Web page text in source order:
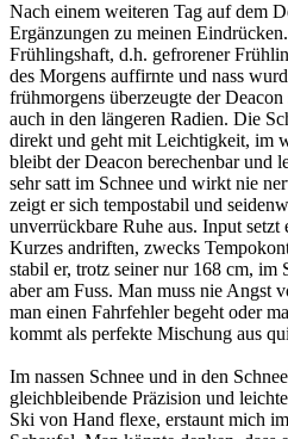
Nach einem weiteren Tag auf dem
Ergänzungen zu meinen
Frühlingshaft, d.h. gefrorener
des Morgens auffirnte und nass
frühmorgens überzeugte der
auch in den längeren Radien. Die
direkt und geht mit Leichtigkeit, im
bleibt der Deacon berechenbar und
sehr satt im Schnee und wirkt nie
zeigt er sich tempostabil und
unverrückbare Ruhe aus. Input setzt
Kurzes andriften, zwecks
stabil er, trotz seiner nur 168 cm, im
aber am Fuss. Man muss nie Angst
man einen Fahrfehler begeht oder
kommt als perfekte Mischung aus
Im nassen Schnee und in den
gleichbleibende Präzision und
Ski von Hand flexe, erstaunt mich